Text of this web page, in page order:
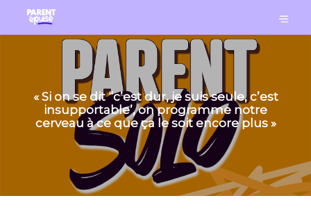
« Si on se dit “c’est dur, je suis seule, c’est
insupportable’, on programme notre
cerveau à ce que ça le soit encore plus »